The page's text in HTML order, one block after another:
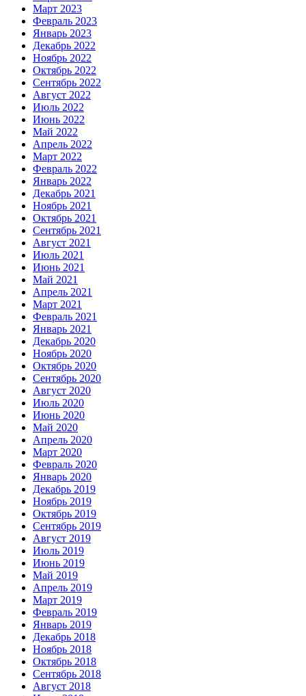
Март 2023
Февраль 2023
Январь 2023
Декабрь 2022
Ноябрь 2022
Октябрь 2022
Сентябрь 2022
Август 2022
Июль 2022
Июнь 2022
Май 2022
Апрель 2022
Март 2022
Февраль 2022
Январь 2022
Декабрь 2021
Ноябрь 2021
Октябрь 2021
Сентябрь 2021
Август 2021
Июль 2021
Июнь 2021
Май 2021
Апрель 2021
Март 2021
Февраль 2021
Январь 2021
Декабрь 2020
Ноябрь 2020
Октябрь 2020
Сентябрь 2020
Август 2020
Июль 2020
Июнь 2020
Май 2020
Апрель 2020
Март 2020
Февраль 2020
Январь 2020
Декабрь 2019
Ноябрь 2019
Октябрь 2019
Сентябрь 2019
Август 2019
Июль 2019
Июнь 2019
Май 2019
Апрель 2019
Март 2019
Февраль 2019
Январь 2019
Декабрь 2018
Ноябрь 2018
Октябрь 2018
Сентябрь 2018
Август 2018